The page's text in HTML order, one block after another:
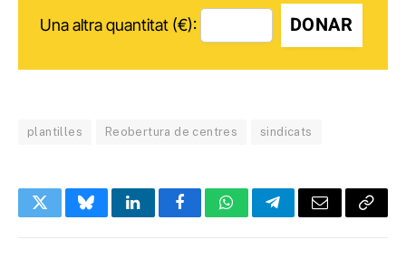
Una altra quantitat (€): DONAR
plantilles Reobertura de centres sindicats
TwitterBlueskyLinkedInFacebookWhatsAppTelegramEmail Copy